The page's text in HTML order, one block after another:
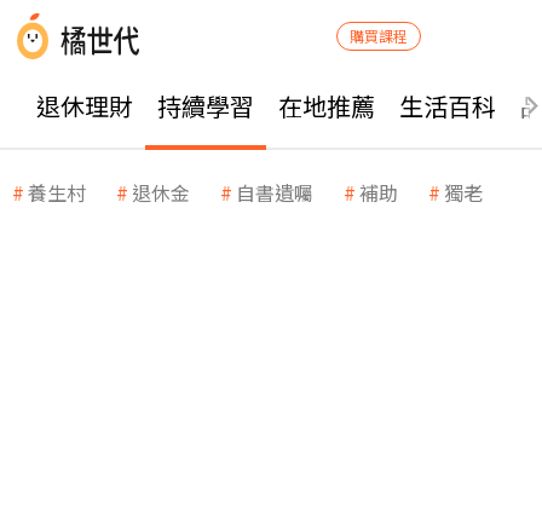
購買課程
退休理財 持續學習 在地推薦 生活百科
養生村 退休金 自書遺囑 補助 獨老